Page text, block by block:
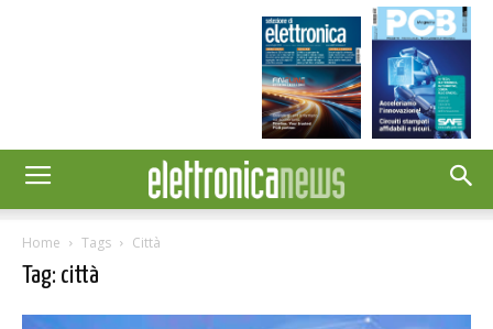
Home Tags Città
Tag: città